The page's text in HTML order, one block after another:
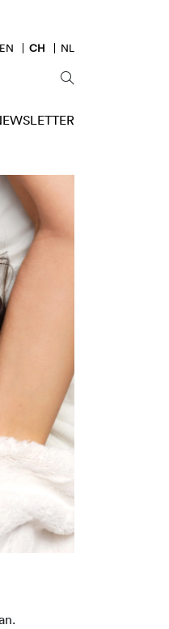
EN CH NL